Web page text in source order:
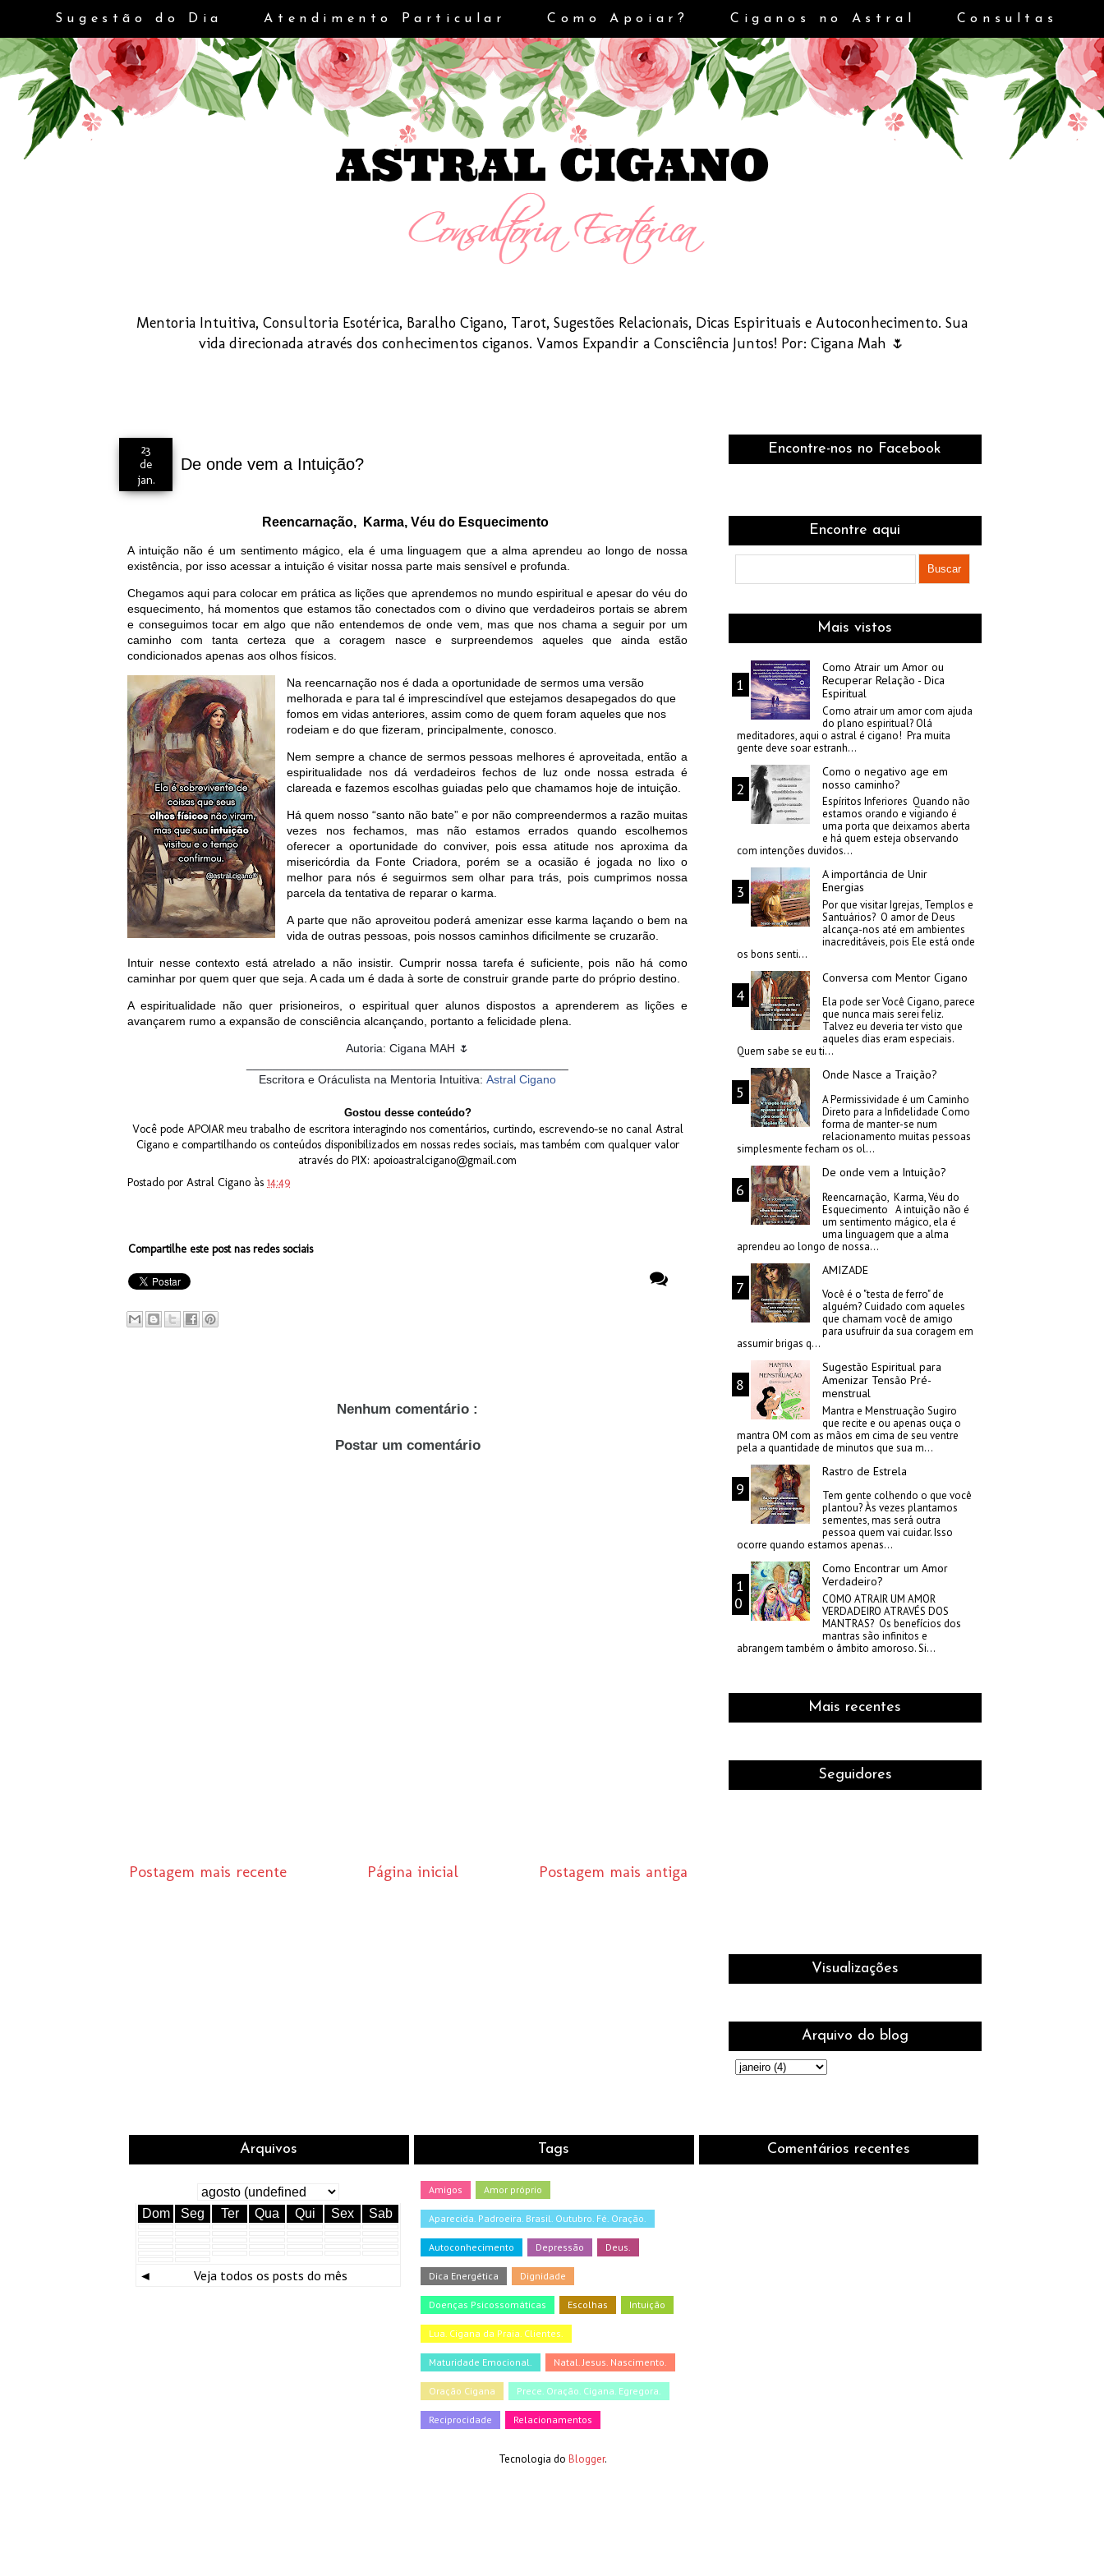
Mentoria Intuitiva, Consultoria Esotérica, Baralho Cigano, Tarot, Sugestões Relacionais, Dicas Espirituais e Autoconhecimento. Sua
vida direcionada através dos conhecimentos ciganos. Vamos Expandir a Consciência Juntos! Por: Cigana Mah 🌷
Sugestão do Dia Atendimento Particular Como Apoiar? Ciganos no Astral Consultas
23
de
jan.
De onde vem a Intuição?
Reencarnação, Karma, Véu do Esquecimento
A intuição não é um sentimento mágico, ela é uma linguagem que a alma aprendeu ao longo de nossa
existência, por isso acessar a intuição é visitar nossa parte mais sensível e profunda.
Chegamos aqui para colocar em prática as lições que aprendemos no mundo espiritual e apesar do véu do
esquecimento, há momentos que estamos tão conectados com o divino que verdadeiros portais se abrem
e conseguimos tocar em algo que não entendemos de onde vem, mas que nos chama a seguir por um
caminho com tanta certeza que a coragem nasce e surpreendemos aqueles que ainda estão
condicionados apenas aos olhos físicos.
Na reencarnação nos é dada a oportunidade de sermos uma versão
melhorada e para tal é imprescindível que estejamos desapegados do que
fomos em vidas anteriores, assim como de quem foram aqueles que nos
rodeiam e do que fizeram, principalmente, conosco.
Nem sempre a chance de sermos pessoas melhores é aproveitada, então a
espiritualidade nos dá verdadeiros fechos de luz onde nossa estrada é
clareada e fazemos escolhas guiadas pelo que chamamos hoje de intuição.
Há quem nosso “santo não bate” e por não compreendermos a razão muitas
vezes nos fechamos, mas não estamos errados quando escolhemos
oferecer a oportunidade do conviver, pois essa atitude nos aproxima da
misericórdia da Fonte Criadora, porém se a ocasião é jogada no lixo o
melhor para nós é seguirmos sem olhar para trás, pois cumprimos nossa
parcela da tentativa de reparar o karma.
A parte que não aproveitou poderá amenizar esse karma laçando o bem na
vida de outras pessoas, pois nossos caminhos dificilmente se cruzarão.
Intuir nesse contexto está atrelado a não insistir. Cumprir nossa tarefa é suficiente, pois não há como
caminhar por quem quer que seja. A cada um é dada à sorte de construir grande parte do próprio destino.
A espiritualidade não quer prisioneiros, o espiritual quer alunos dispostos a aprenderem as lições e
avançarem rumo a expansão de consciência alcançando, portanto a felicidade plena.
Autoria: Cigana MAH 🌷
Escritora e Oráculista na Mentoria Intuitiva: Astral Cigano
Gostou desse conteúdo?
Você pode APOIAR meu trabalho de escritora interagindo nos comentários, curtindo, escrevendo-se no canal Astral
Cigano e compartilhando os conteúdos disponibilizados em nossas redes sociais, mas também com qualquer valor
através do PIX: apoioastralcigano@gmail.com
Postado por Astral Cigano às 14:49
Compartilhe este post nas redes sociais
Nenhum comentário :
Postar um comentário
Postagem mais recente Postagem mais antiga
Página inicial
Encontre-nos no Facebook
Encontre aqui
Mais vistos
Como Atrair um Amor ou
Recuperar Relação - Dica
Espiritual
Como atrair um amor com ajuda
do plano espiritual? Olá
meditadores, aqui o astral é cigano! Pra muita
gente deve soar estranh...
Como o negativo age em
nosso caminho?
Espíritos Inferiores Quando não
estamos orando e vigiando é
uma porta que deixamos aberta
e há quem esteja observando
com intenções duvidos...
A importância de Unir
Energias
Por que visitar Igrejas, Templos e
Santuários? O amor de Deus
alcança-nos até em ambientes
inacreditáveis, pois Ele está onde
os bons senti...
Conversa com Mentor Cigano
Ela pode ser Você Cigano, parece
que nunca mais serei feliz.
Talvez eu deveria ter visto que
aqueles dias eram especiais.
Quem sabe se eu ti...
Onde Nasce a Traição?
A Permissividade é um Caminho
Direto para a Infidelidade Como
forma de manter-se num
relacionamento muitas pessoas
simplesmente fecham os ol...
De onde vem a Intuição?
Reencarnação, Karma, Véu do
Esquecimento A intuição não é
um sentimento mágico, ela é
uma linguagem que a alma
aprendeu ao longo de nossa...
AMIZADE
Você é o "testa de ferro" de
alguém? Cuidado com aqueles
que chamam você de amigo
para usufruir da sua coragem em
assumir brigas q...
Sugestão Espiritual para
Amenizar Tensão Pré-
menstrual
Mantra e Menstruação Sugiro
que recite e ou apenas ouça o
mantra OM com as mãos em cima de seu ventre
pela a quantidade de minutos que sua m...
Rastro de Estrela
Tem gente colhendo o que você
plantou? Às vezes plantamos
sementes, mas será outra
pessoa quem vai cuidar. Isso
ocorre quando estamos apenas...
Como Encontrar um Amor
Verdadeiro?
COMO ATRAIR UM AMOR
VERDADEIRO ATRAVÉS DOS
MANTRAS? Os benefícios dos
mantras são infinitos e
abrangem também o âmbito amoroso. Si...
Mais recentes
Seguidores
Visualizações
Arquivo do blog
Arquivos
Dom Seg Ter Qua Qui Sex Sab
◄ Veja todos os posts do mês
Tags
Amigos Amor próprio
Aparecida. Padroeira. Brasil. Outubro. Fé. Oração.
Autoconhecimento Depressão Deus.
Dica Energética Dignidade
Doenças Psicossomáticas Escolhas Intuição
Lua. Cigana da Praia. Clientes.
Maturidade Emocional. Natal. Jesus. Nascimento.
Oração Cigana Prece. Oração. Cigana. Egregora.
Reciprocidade Relacionamentos
Comentários recentes
Tecnologia do Blogger.